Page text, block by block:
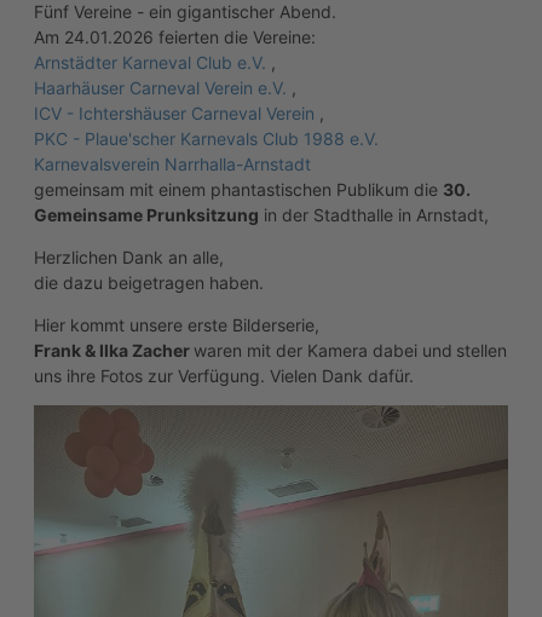
Fünf Vereine - ein gigantischer Abend.
Am 24.01.2026 feierten die Vereine:
Arnstädter Karneval Club e.V. ,
Haarhäuser Carneval Verein e.V. ,
ICV - Ichtershäuser Carneval Verein ,
PKC - Plaue'scher Karnevals Club 1988 e.V.
Karnevalsverein Narrhalla-Arnstadt
gemeinsam mit einem phantastischen Publikum die 30.
Gemeinsame Prunksitzung in der Stadthalle in Arnstadt,
Herzlichen Dank an alle,
die dazu beigetragen haben.
Hier kommt unsere erste Bilderserie,
Frank & Ilka Zacher waren mit der Kamera dabei und stellen
uns ihre Fotos zur Verfügung. Vielen Dank dafür.